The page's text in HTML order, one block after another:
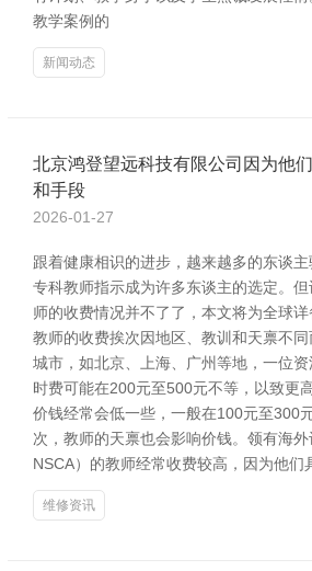
教学案例的
新闻动态
北京鸿登望远科技有限公司因为他
和手段
2026-01-27
跟着健康相识的进步，越来越多的东谈
专科教师指示成为许多东谈主的选定。
师的收费情况并不了了，本文将为全球
教师的收费挨次因地区、教训和天禀不
城市，如北京、上海、广州等地，一位
时费可能在200元至500元不等，以致更
价钱经常会低一些，一般在100元至300
次，教师的天禀也会影响价钱。领有海外
NSCA）的教师经常收费较高，因为他们
维修资讯